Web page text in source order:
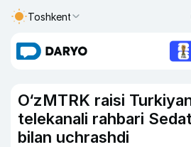
Toshkent
O‘zMTRK raisi
telekanali rahbari
bilan uchrashdi